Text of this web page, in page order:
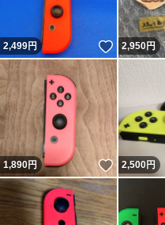
2,499円 いいね！
2,950円
1,890円 いいね！
2,500円